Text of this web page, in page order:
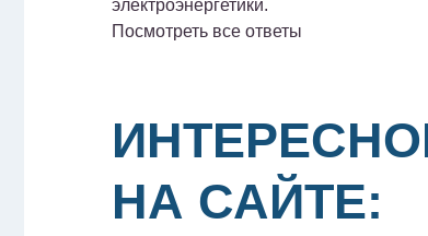
электроэнергетики.
Посмотреть все ответы
НА САЙТЕ: